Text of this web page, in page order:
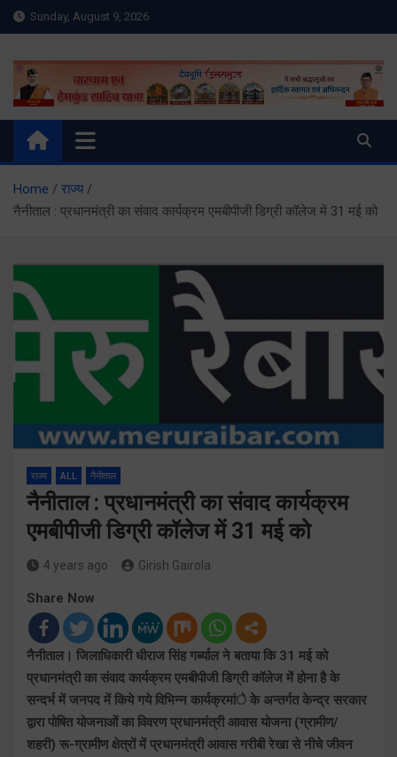
Skip
to
Sunday, August 9, 2026
Meru Raibar | Uttarakhand
News | Uttarkashi News
meruraibar.com
Home
राज्य
नैनीताल : प्रधानमंत्री का संवाद कार्यक्रम एमबीपीजी डिग्री कॉलेज में 31 मई को
राज्य ALL नैनीताल
नैनीताल : प्रधानमंत्री का संवाद कार्यक्रम
एमबीपीजी डिग्री कॉलेज में 31 मई को
4 years ago Girish Gairola
Share Now
नैनीताल। जिलाधिकारी धीराज सिंह गर्ब्याल ने बताया कि 31 मई को
प्रधानमंत्री का संवाद कार्यक्रम एमबीपीजी डिग्री कॉलेज में होना है के
सन्दर्भ में जनपद में किये गये विभिन्न कार्यक्रमांे के अन्तर्गत केन्द्र सरकार
द्वारा पोषित योजनाओं का विवरण प्रधानमंत्री आवास योजना (ग्रामीण/
शहरी) रू-ग्रामीण क्षेत्रों में प्रधानमंत्री आवास गरीबी रेखा से नीचे जीवन